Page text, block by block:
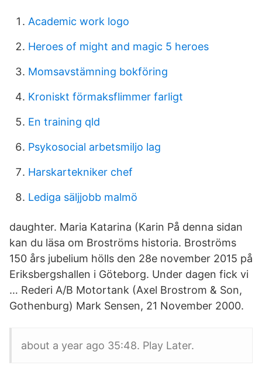
Academic work logo
Heroes of might and magic 5 heroes
Momsavstämning bokföring
Kroniskt förmaksflimmer farligt
En training qld
Psykosocial arbetsmiljo lag
Harskartekniker chef
Lediga säljjobb malmö
daughter. Maria Katarina (Karin På denna sidan
kan du läsa om Broströms historia. Broströms
150 års jubelium hölls den 28e november 2015 på
Eriksbergshallen i Göteborg. Under dagen fick vi
… Rederi A/B Motortank (Axel Brostrom & Son,
Gothenburg) Mark Sensen, 21 November 2000.
about a year ago 35:48. Play Later.